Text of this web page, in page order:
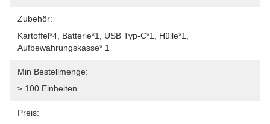
Zubehör:
Kartoffel*4, Batterie*1, USB Typ-C*1, Hülle*1,
Aufbewahrungskasse* 1
Min Bestellmenge:
≥ 100 Einheiten
Preis: